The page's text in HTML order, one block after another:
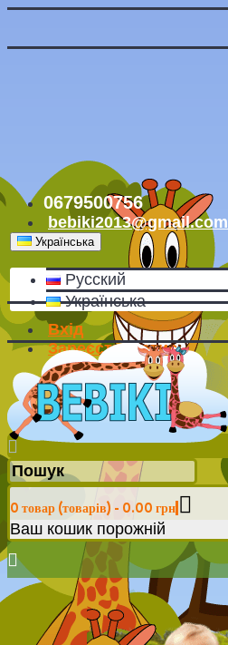
0679500756
bebiki2013@gmail.com
Українська
Русский
Українська
Вхід
Зареєструватись
0 товар (товарів) - 0.00 грн
Ваш кошик порожній